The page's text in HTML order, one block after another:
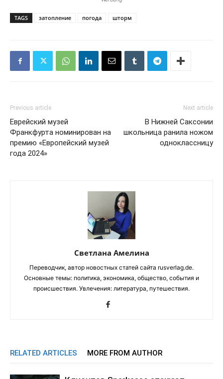
TAGS затопление погода шторм
Previous article
Еврейский музей
Франкфурта номинирован на
премию «Европейский музей
года 2024»
Next article
В Нижней Саксонии
школьница ранила ножом
одноклассницу
Светлана Амелина
Переводчик, автор новостных статей сайта rusverlag.de.
Основные темы: политика, экономика, общество, события и
происшествия. Увлечения: литература, путешествия.
RELATED ARTICLES MORE FROM AUTHOR